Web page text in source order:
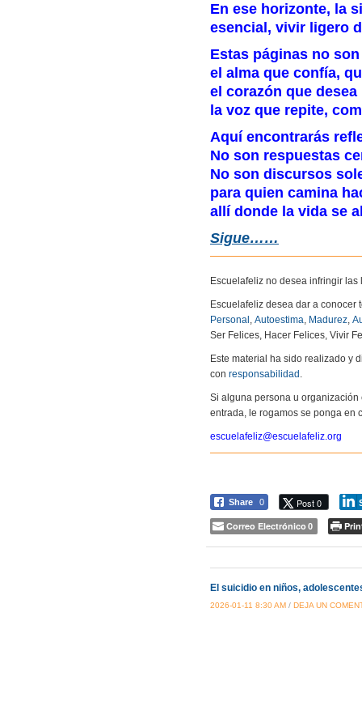
En ese horizonte, la
esencial, vivir ligero
Estas páginas no
el alma que confía,
el corazón que
la voz que repite,
Aquí encontrarás
No son respuestas
No son discursos
para quien camina
allí donde la vida se
Sigue……
Escuelafeliz no desea infringir
Escuelafeliz desea dar a
Personal , Autoestima, Madurez,
Ser Felices, Hacer Felices, Vivir
Este material ha sido realizado y
con responsabilidad .
Si alguna persona u
entrada, le rogamos se ponga en
escuelafeliz@escuelafeliz.org
Share 0 Post 0
Correo Electrónico 0
El suicidio en niños,
2026-01-11 8:30 AM / DEJA UN